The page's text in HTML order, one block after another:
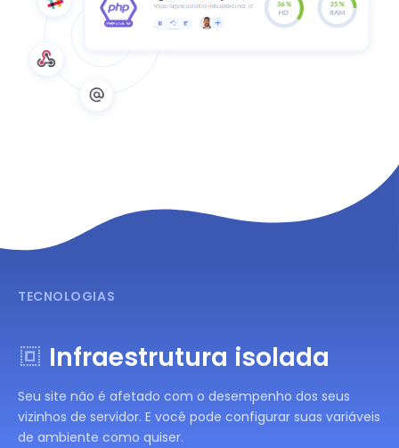
TECNOLOGIAS
Infraestrutura isolada
Seu site não é afetado com o desempenho dos seus
vizinhos de servidor. E você pode configurar suas variáveis
de ambiente como quiser.